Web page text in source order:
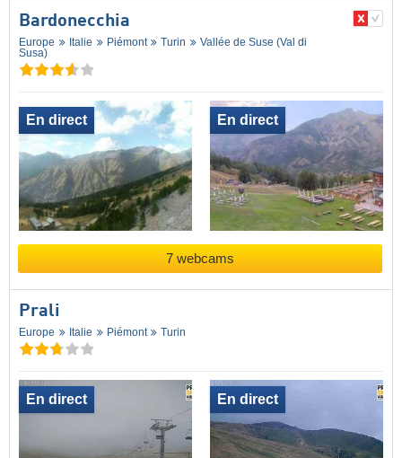
Bardonecchia
Europe Italie Piémont Turin
Vallée de Suse (Val di
Susa)
En direct En direct
7 webcams
Prali
Europe Italie Piémont Turin
En direct En direct